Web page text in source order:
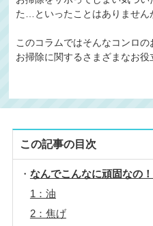
た…といったことはありません
このコラムではそんなコンロ
お掃除に関するさまざまなお役
この記事の目次
なんでこんなに頑固なの
1：油
2：焦げ